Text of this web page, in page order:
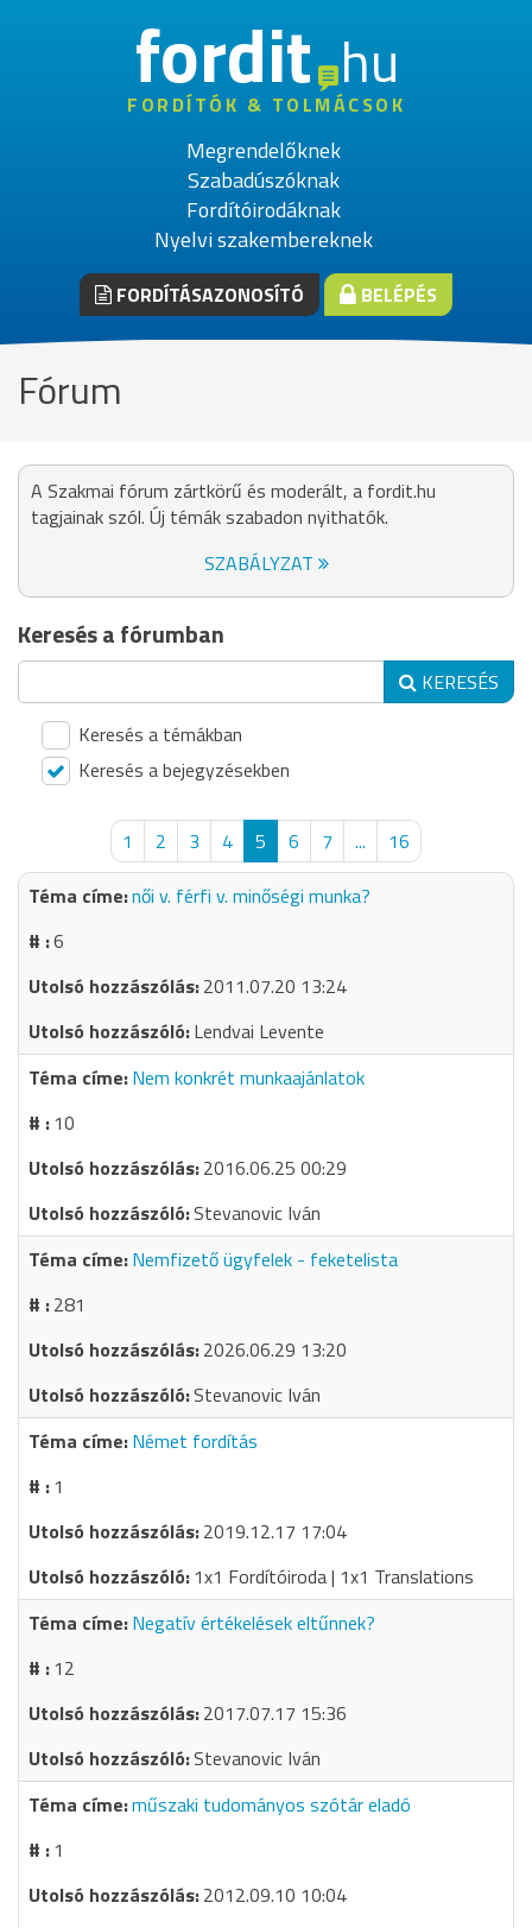
fordithu
FORDÍTÓK & TOLMÁCSOK
Megrendelőknek
Szabadúszóknak
Fordítóirodáknak
Nyelvi szakembereknek
FORDÍTÁSAZONOSÍTÓ BELÉPÉS
Fórum
A Szakmai fórum zártkörű és moderált, a fordit.hu
tagjainak szól. Új témák szabadon nyithatók.
SZABÁLYZAT
Keresés a fórumban
KERESÉS
Keresés a témákban
Keresés a bejegyzésekben
1 2 3 4 5 6 7 ...
16
női v. férfi v. minőségi munka?
6
2011.07.20 13:24
Lendvai Levente
Nem konkrét munkaajánlatok
10
2016.06.25 00:29
Stevanovic Iván
Nemfizető ügyfelek - feketelista
281
2026.06.29 13:20
Stevanovic Iván
Német fordítás
1
2019.12.17 17:04
1x1 Fordítóiroda | 1x1 Translations
Negatív értékelések eltűnnek?
12
2017.07.17 15:36
Stevanovic Iván
műszaki tudományos szótár eladó
1
2012.09.10 10:04